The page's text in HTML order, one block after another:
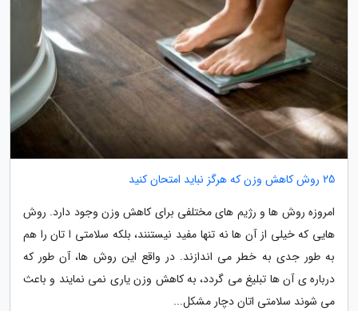
25 روش کاهش وزن که هرگز نباید امتحان کنید
امروزه روش ها و رژیم های مختلفی برای کاهش وزن وجود دارد. روش
هایی که خیلی از آن ها نه تنها مفید نیستنند، بلکه سلامتی ا تان را هم
به طور جدی به خطر می اندازند. در واقع این روش ها، آن طور که
درباره ی آن ها تبلیغ می گردد، به کاهش وزن یاری نمی نمایند و باعث
می شوند سلامتی اتان دچار مشکل...